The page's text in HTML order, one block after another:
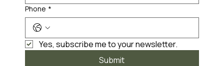
Phone *
Yes, subscribe me to your newsletter.
Submit